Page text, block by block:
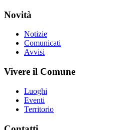
Novità
Notizie
Comunicati
Avvisi
Vivere il Comune
Luoghi
Eventi
Territorio